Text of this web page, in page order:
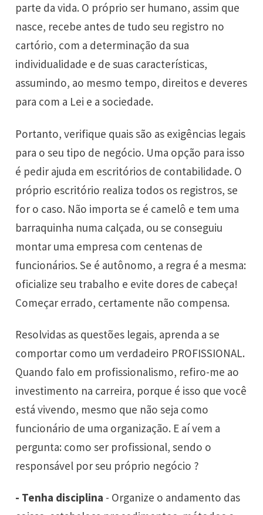
parte da vida. O próprio ser humano, assim que
nasce, recebe antes de tudo seu registro no
cartório, com a determinação da sua
individualidade e de suas características,
assumindo, ao mesmo tempo, direitos e deveres
para com a Lei e a sociedade.
Portanto, verifique quais são as exigências legais
para o seu tipo de negócio. Uma opção para isso
é pedir ajuda em escritórios de contabilidade. O
próprio escritório realiza todos os registros, se
for o caso. Não importa se é camelô e tem uma
barraquinha numa calçada, ou se conseguiu
montar uma empresa com centenas de
funcionários. Se é autônomo, a regra é a mesma:
oficialize seu trabalho e evite dores de cabeça!
Começar errado, certamente não compensa.
Resolvidas as questões legais, aprenda a se
comportar como um verdadeiro PROFISSIONAL.
Quando falo em profissionalismo, refiro-me ao
investimento na carreira, porque é isso que você
está vivendo, mesmo que não seja como
funcionário de uma organização. E aí vem a
pergunta: como ser profissional, sendo o
responsável por seu próprio negócio ?
- Tenha disciplina - Organize o andamento das